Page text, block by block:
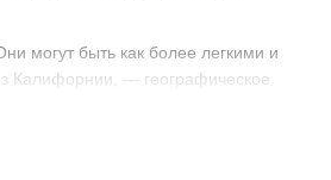
могут быть как более легкими и
Калифорнии, — географическое